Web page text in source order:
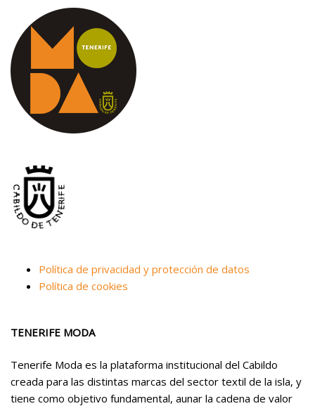
Política de privacidad y protección de datos
Política de cookies
TENERIFE MODA
Tenerife Moda es la plataforma institucional del Cabildo
creada para las distintas marcas del sector textil de la isla, y
tiene como objetivo fundamental, aunar la cadena de valor